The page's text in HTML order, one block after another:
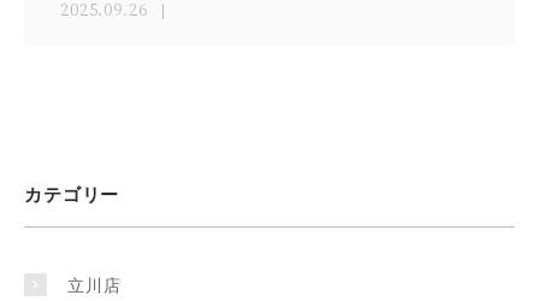
2025.09.26
カテゴリー
立川店